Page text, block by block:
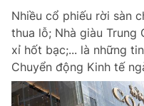
Nhiều cổ phiếu rời sàn
thua lỗ; Nhà giàu Trung
xỉ hốt bạc;... là những
Chuyển động Kinh tế